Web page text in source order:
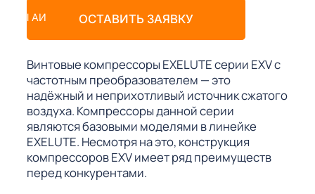
ОСТАВИТЬ ЗАЯВКУ
Винтовые компрессоры EXELUTE серии EXV с
частотным преобразователем — это
надёжный и неприхотливый источник сжатого
воздуха. Компрессоры данной серии
являются базовыми моделями в линейке
EXELUTE. Несмотря на это, конструкция
компрессоров EXV имеет ряд преимуществ
перед конкурентами.
АИ